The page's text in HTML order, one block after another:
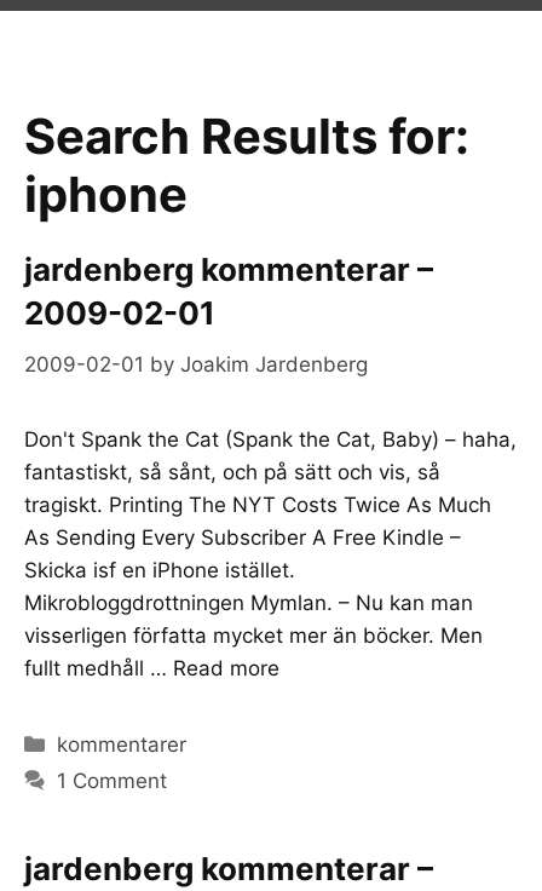
Search Results for:
iphone
jardenberg kommenterar –
2009-02-01
2009-02-01 by Joakim Jardenberg
Don't Spank the Cat (Spank the Cat, Baby) – haha,
fantastiskt, så sånt, och på sätt och vis, så
tragiskt. Printing The NYT Costs Twice As Much
As Sending Every Subscriber A Free Kindle –
Skicka isf en iPhone istället.
Mikrobloggdrottningen Mymlan. – Nu kan man
visserligen författa mycket mer än böcker. Men
fullt medhåll … Read more
Categories
kommentarer
1 Comment
jardenberg kommenterar –